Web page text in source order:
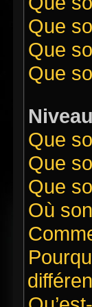
Que
Que
Que
Que
Que
Que
Où